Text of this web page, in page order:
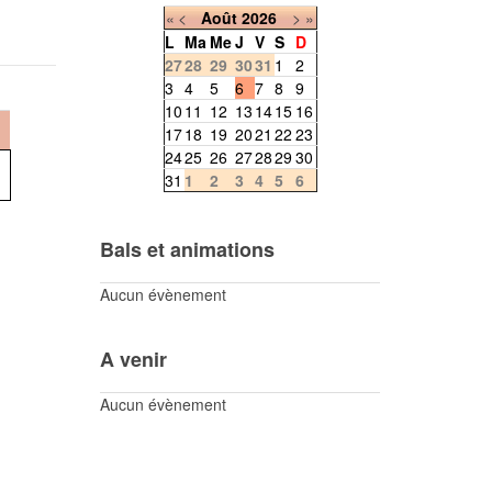
«< Août 2026 >»
L Ma MeJ V S D
2728 29 3031 1
2
3 4 5 6 7 8 9
10 11 12 13 1415 16
1718 19 2021 22 23
2425 26 27282930
31 1 2 3 4 5 6
Bals et animations
Aucun évènement
A venir
Aucun évènement